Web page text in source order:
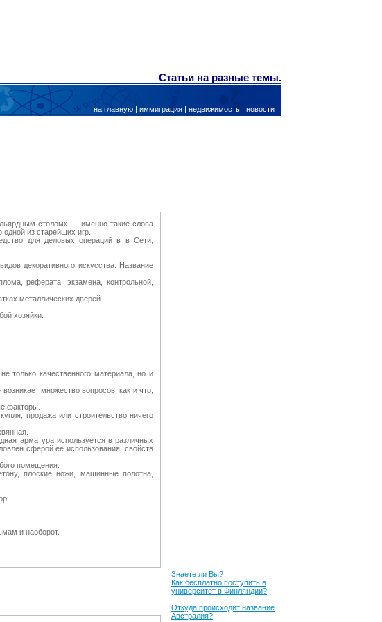
Статьи на разные темы.
на главную | иммиграция | недвижимость | новости
столом» — именно такие слова
одной из старейших игр.
для деловых операций в в Сети,
декоративного искусства. Название
реферата, экзамена, контрольной,
металлических дверей
хозяйки.
только качественного материала, но и
множество вопросов: как и что,
факторы.
продажа или строительство ничего
арматура используется в различных
сферой ее использования, свойств
помещения.
плоские ножи, машинные полотна,
и наоборот.
Знаете ли Вы?
Как бесплатно поступить в
университет в Финляндии?
Откуда происходит название
Австралия?